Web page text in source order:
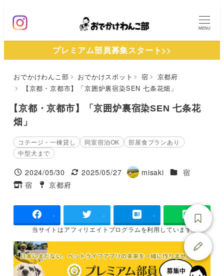
ン
MENU
プレミアム部員募集スタート>>
おでかけわんこ部 おでかけスポット 宿
京都府
【京都・京都市】「京囲炉裏宿染SEN 七条花畑」
【京都・京都市】「京囲炉裏宿染SEN 七条花
畑」
コテージ・一棟貸し 同室宿泊OK
部屋食プランあり
中型犬まで
投稿日
2024/05/30
更新日
2025/05/27
著
misaki 施設ジャンル
宿
タグ
宿
タグ
京都府
- - -
当サイトはアフィリエイトプログラムを利用しています